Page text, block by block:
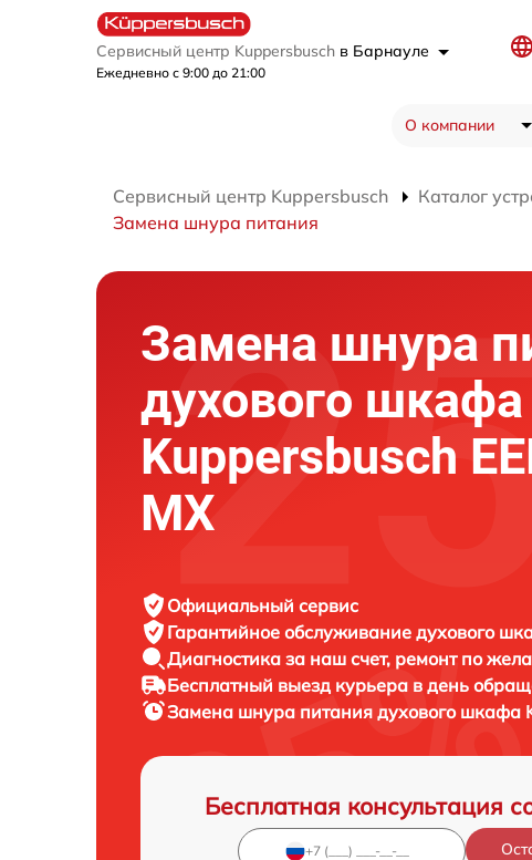
Сервисный центр Kuppersbusch в Барнауле
Ежедневно с 9:00 до 21:00
О компании
Сервисный центр Kuppersbusch Каталог
Замена шнура питания
Замена шнура
духового шкафа
Kuppersbusch
MX
Официальный сервис
Гарантийное обслуживание духового
Диагностика за наш счет, ремонт по
Бесплатный выезд курьера в день
Замена шнура питания духового шкафа
Бесплатная консультация